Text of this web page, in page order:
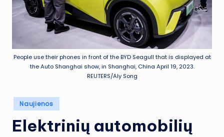
People use their phones in front of the BYD Seagull that is displayed at
the Auto Shanghai show, in Shanghai, China April 19, 2023.
REUTERS/Aly Song
Posted
in
Naujienos
Elektrinių automobilių